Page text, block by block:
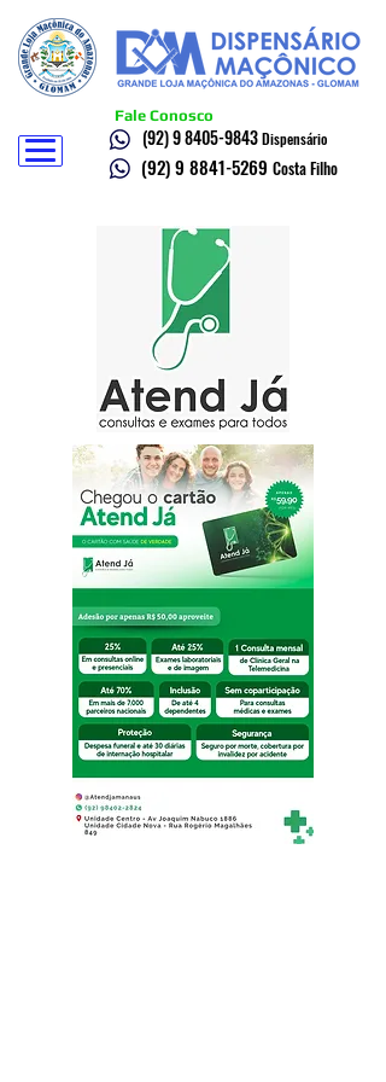
Fale Conosco
(92) 9 8405-9843Dispensário
(92) 9 8841-5269 Costa Filho